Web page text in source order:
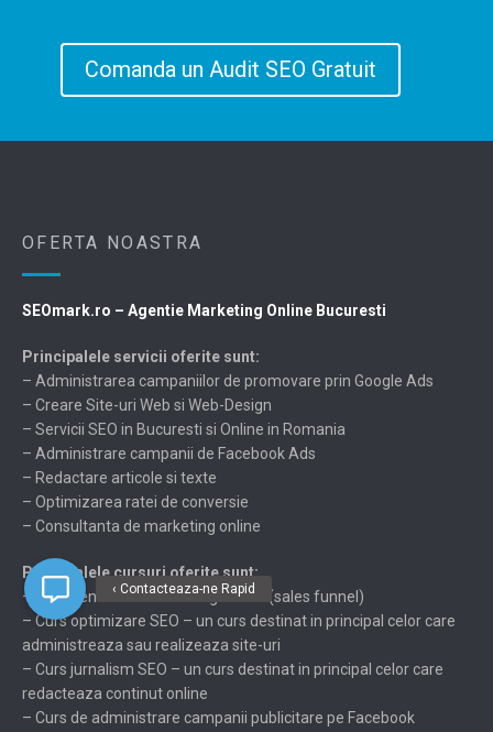
Comanda un Audit SEO Gratuit
OFERTA NOASTRA
SEOmark.ro – Agentie Marketing Online Bucuresti
Principalele servicii oferite sunt:
– Administrarea campaniilor de promovare prin Google Ads
– Creare Site-uri Web si Web-Design
– Servicii SEO in Bucuresti si Online in Romania
– Administrare campanii de Facebook Ads
– Redactare articole si texte
– Optimizarea ratei de conversie
– Consultanta de marketing online
Principalele cursuri oferite sunt:
– Curs general de Marketing Online (sales funnel)
– Curs optimizare SEO – un curs destinat in principal celor care
administreaza sau realizeaza site-uri
– Curs jurnalism SEO – un curs destinat in principal celor care
redacteaza continut online
– Curs de administrare campanii publicitare pe Facebook
‹ Contacteaza-ne Rapid